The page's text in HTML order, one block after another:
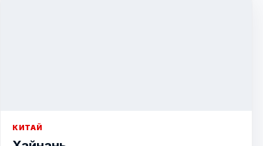
КИТАЙ